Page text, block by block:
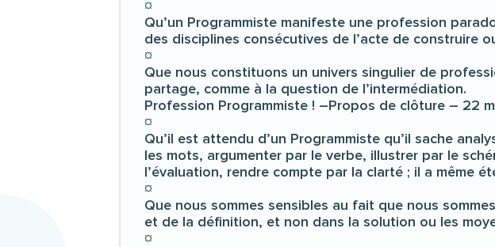
¤
Qu’un Programmiste manifeste une profession
des disciplines consécutives de l’acte de construire
¤
Que nous constituons un univers singulier de
partage, comme à la question de l’intermédiation.
Profession Programmiste ! –Propos de clôture – 22
¤
Qu’il est attendu d’un Programmiste qu’il sache
les mots, argumenter par le verbe, illustrer par le
l’évaluation, rendre compte par la clarté ; il a même
¤
Que nous sommes sensibles au fait que nous
et de la définition, et non dans la solution ou les
¤